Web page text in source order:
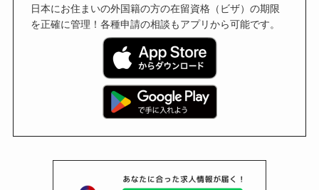
日本にお住まいの外国籍の方の在留資格（ビザ）の期限
を正確に管理！各種申請の相談もアプリから可能です。